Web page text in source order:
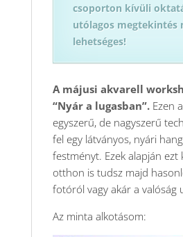
csoporton kívüli
utólagos megtekintés
lehetséges!
A májusi akvarell
“Nyár a lugasban”. Ezen
egyszerű, de nagyszerű
fel egy látványos, nyári
festményt. Ezek alapján ezt
otthon is tudsz majd
fotóról vagy akár a valóság
Az minta alkotásom: